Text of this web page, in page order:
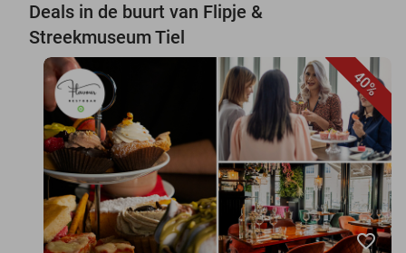
Deals in de buurt van Flipje &
Streekmuseum Tiel
40%
favorite_border